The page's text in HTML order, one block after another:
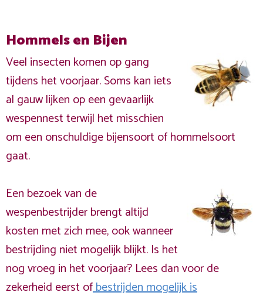
Hommels en Bijen
Veel insecten komen op gang
tijdens het voorjaar. Soms kan iets
al gauw lijken op een gevaarlijk
wespennest terwijl het misschien
om een onschuldige bijensoort of hommelsoort
gaat.
Een bezoek van de
wespenbestrijder brengt altijd
kosten met zich mee, ook wanneer
bestrijding niet mogelijk blijkt. Is het
nog vroeg in het voorjaar? Lees dan voor de
zekerheid eerst ofbestrijden mogelijk is